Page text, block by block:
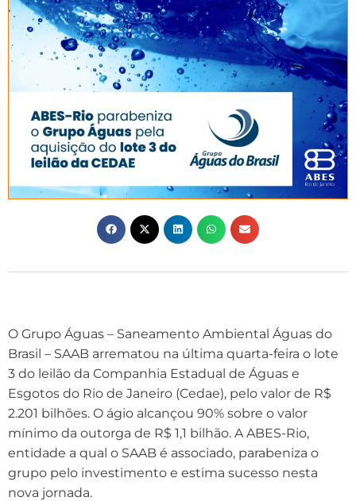
O Grupo Águas – Saneamento Ambiental Águas do
Brasil – SAAB arrematou na última quarta-feira o lote
3 do leilão da Companhia Estadual de Águas e
Esgotos do Rio de Janeiro (Cedae), pelo valor de R$
2.201 bilhões. O ágio alcançou 90% sobre o valor
mínimo da outorga de R$ 1,1 bilhão. A ABES-Rio,
entidade a qual o SAAB é associado, parabeniza o
grupo pelo investimento e estima sucesso nesta
nova jornada.